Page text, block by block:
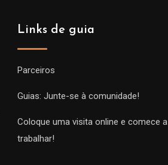
Links de guia
Parceiros
Guias: Junte-se à comunidade!
Coloque uma visita online e comece a
trabalhar!